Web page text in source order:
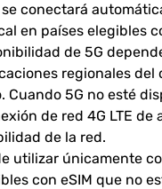
se conectará
en países elegibles
de 5G
regionales
Cuando 5G no esté
de red 4G LTE de
de la red.
utilizar únicamente
con eSIM que no